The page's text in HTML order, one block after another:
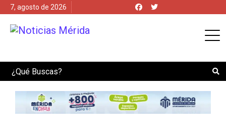
7, agosto de 2026
Search